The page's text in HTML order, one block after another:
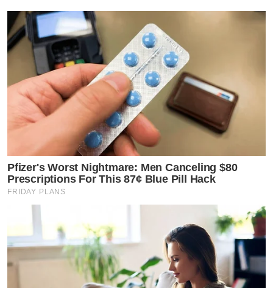
Pfizer's Worst Nightmare: Men Canceling $80
Prescriptions For This 87¢ Blue Pill Hack
FRIDAY PLANS